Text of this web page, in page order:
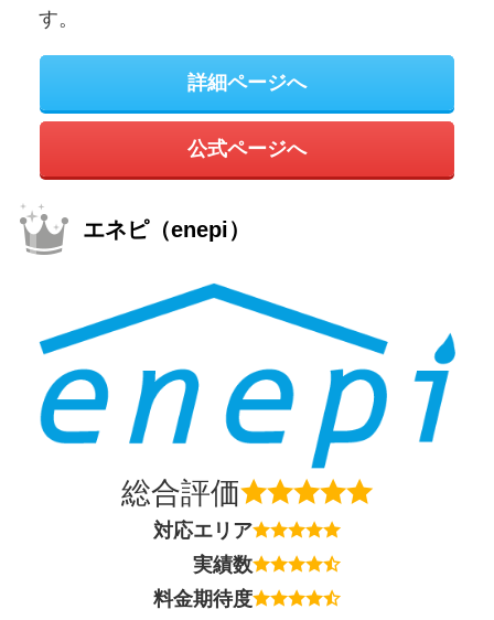
す。
詳細ページへ
公式ページへ
エネピ（enepi）
総合評価
対応エリア
実績数
料金期待度